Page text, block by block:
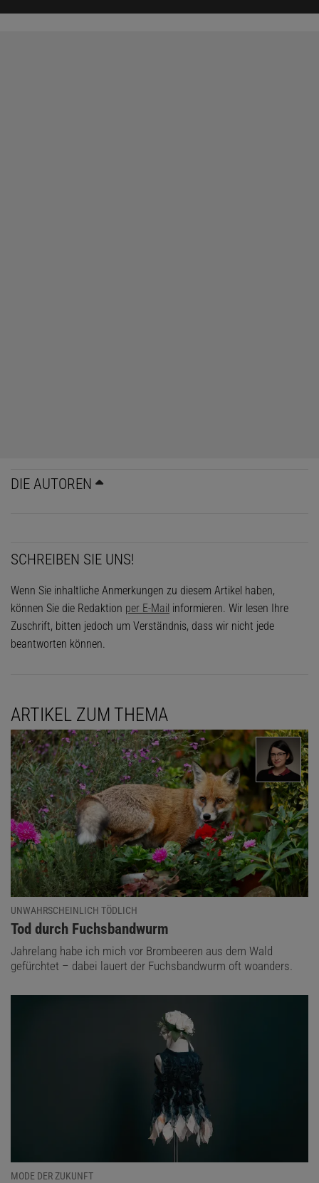
DIE AUTOREN
SCHREIBEN SIE UNS!
Wenn Sie inhaltliche Anmerkungen zu diesem Artikel haben,
können Sie die Redaktion per E-Mail informieren. Wir lesen Ihre
Zuschrift, bitten jedoch um Verständnis, dass wir nicht jede
beantworten können.
ARTIKEL ZUM THEMA
UNWAHRSCHEINLICH TÖDLICH
:
Tod durch Fuchsbandwurm
Jahrelang habe ich mich vor Brombeeren aus dem Wald
gefürchtet – dabei lauert der Fuchsbandwurm oft woanders.
MODE DER ZUKUNFT